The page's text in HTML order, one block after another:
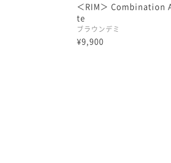
＜RIM＞ Combination
te
ブラウンデミ
¥9,900